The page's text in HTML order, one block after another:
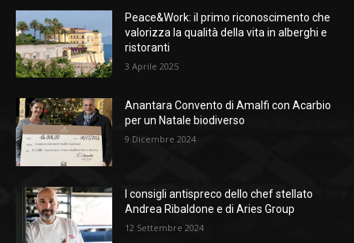
Peace&Work: il primo riconoscimento che
valorizza la qualità della vita in alberghi e
ristoranti
3 Aprile 2025
Anantara Convento di Amalfi con Acarbio
per un Natale biodiverso
9 Dicembre 2024
I consigli antispreco dello chef stellato
Andrea Ribaldone e di Aries Group
12 Settembre 2024